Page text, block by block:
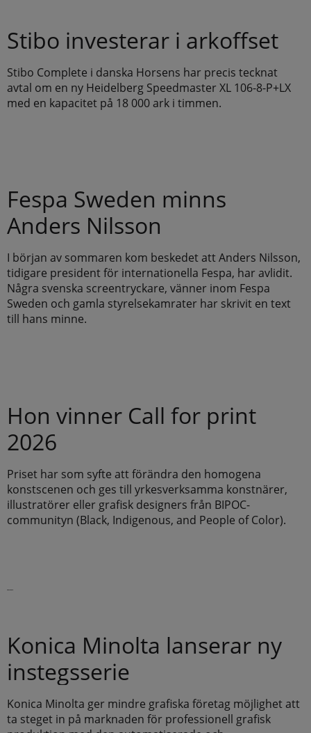
Stibo investerar i arkoffset
Stibo Complete i danska Horsens har precis tecknat
avtal om en ny Heidelberg Speedmaster XL 106-8-P+LX
med en kapacitet på 18 000 ark i timmen.
Fespa Sweden minns
Anders Nilsson
I början av sommaren kom beskedet att Anders Nilsson,
tidigare president för internationella Fespa, har avlidit.
Några svenska screentryckare, vänner inom Fespa
Sweden och gamla styrelsekamrater har skrivit en text
till hans minne.
Hon vinner Call for print
2026
Priset har som syfte att förändra den homogena
konstscenen och ges till yrkesverksamma konstnärer,
illustratörer eller grafisk designers från BIPOC-
communityn (Black, Indigenous, and People of Color).
Konica Minolta lanserar ny
instegsserie
Konica Minolta ger mindre grafiska företag möjlighet att
ta steget in på marknaden för professionell grafisk